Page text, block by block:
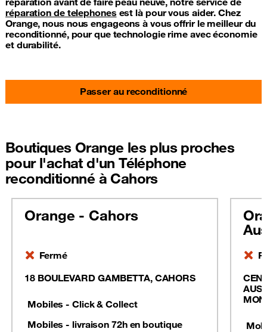
réparation de telephones est là pour vous aider. Chez
Orange, nous nous engageons à vous offrir le meilleur du
reconditionné, pour que technologie rime avec économie
et durabilité.
Passer au reconditionné
Boutiques Orange les plus proches
pour l'achat d'un Téléphone
reconditionné à Cahors
Orange - Cahors
Fermé
18 BOULEVARD GAMBETTA, CAHORS
Mobiles - Click & Collect
Mobiles - livraison 72h en boutique